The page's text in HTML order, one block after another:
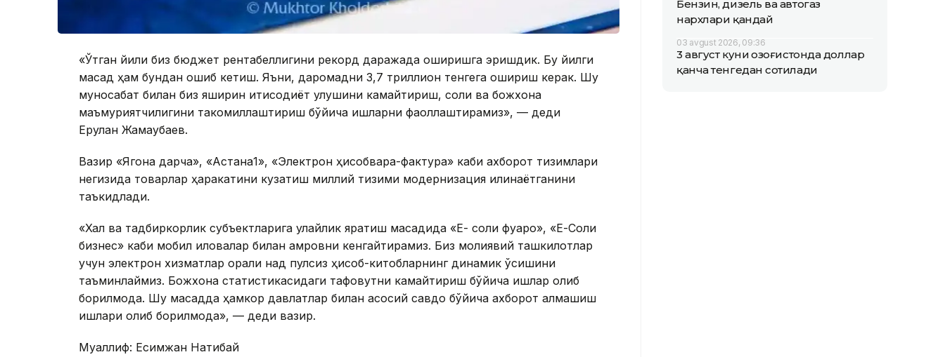
«Ўтган йили биз бюджет рентабеллигини рекорд даражада оширишга эришдик. Бу йилги
мақсад ҳам бундан ошиб кетиш. Яъни, даромадни 3,7 триллион тенгега ошириш керак. Шу
муносабат билан биз яширин иқтисодиёт улушини камайтириш, солиқ ва божхона
маъмуриятчилигини такомиллаштириш бўйича ишларни фаоллаштирамиз», — деди
Ерулан Жамаубаев.
Вазир «Ягона дарча», «Астана1», «Электрон ҳисобварақ-фактура» каби ахборот тизимлари
негизида товарлар ҳаракатини кузатиш миллий тизими модернизация қилинаётганини
таъкидлади.
«Халқ ва тадбиркорлик субъектларига қулайлик яратиш мақсадида «Е- солиқ фуқаро», «Е-Солиқ
бизнес» каби мобил иловалар билан қамровни кенгайтирамиз. Биз молиявий ташкилотлар
учун электрон хизматлар орқали нақд пулсиз ҳисоб-китобларнинг динамик ўсишини
таъминлаймиз. Божхона статистикасидаги тафовутни камайтириш бўйича ишлар олиб
борилмоқда. Шу мақсадда ҳамкор давлатлар билан асосий савдо бўйича ахборот алмашиш
ишлари олиб борилмоқда», — деди вазир.
Муаллиф: Есимжан Нақтибай
Бензин, дизель ва автогаз
нархлари қандай
03 avgust 2026, 09:36
3 август куни Қозоғистонда доллар
қанча тенгедан сотилади